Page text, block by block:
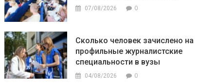
07/08/2026 0
Сколько человек зачислено на
профильные журналистские
специальности в вузы
04/08/2026 0